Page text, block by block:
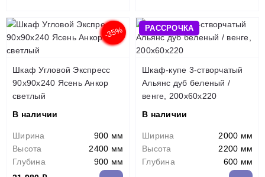
-35%
Шкаф Угловой Экспресс
90х90х240 Ясень Анкор
светлый
В наличии
Ширина
900 мм
Высота
2400 мм
Глубина
900 мм
РАССРОЧКА
Шкаф-купе 3-створчатый
Альянс дуб беленый /
венге, 200х60х220
В наличии
Ширина
2000 мм
Высота
2200 мм
Глубина
600 мм